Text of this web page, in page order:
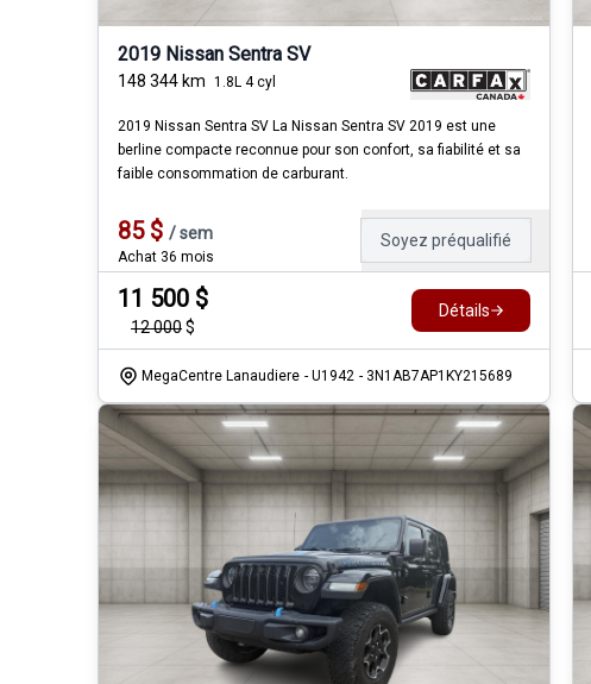
2019 Nissan Sentra SV
148 344 km 1.8L 4 cyl
2019 Nissan Sentra SV La Nissan Sentra SV 2019 est une
berline compacte reconnue pour son confort, sa fiabilité et sa
faible consommation de carburant.
85$ /sem
Achat 36 mois
Soyez préqualifié
11 500 $
12 000$
Détails
MegaCentre Lanaudiere - U1942 - 3N1AB7AP1KY215689